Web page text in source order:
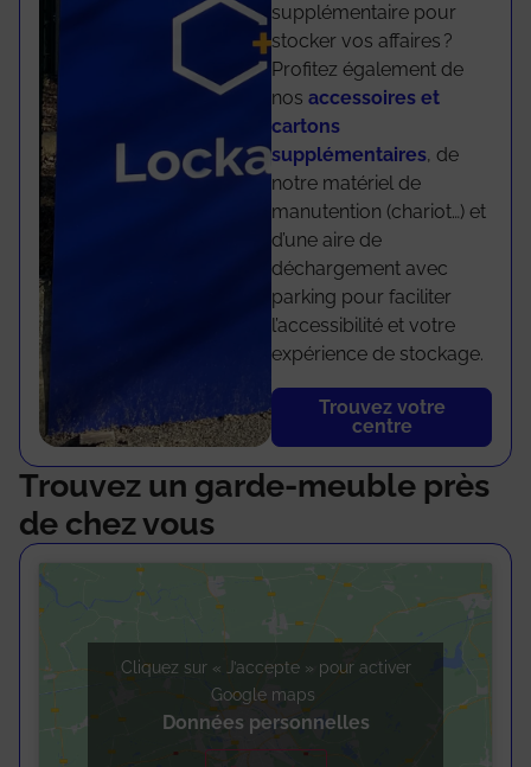
supplémentaire pour
stocker vos affaires ?
Profitez également de
nos accessoires et
cartons
supplémentaires, de
notre matériel de
manutention (chariot…) et
d’une aire de
déchargement avec
parking pour faciliter
l’accessibilité et votre
expérience de stockage.
Trouvez votre
centre
Trouvez un garde-meuble près
de chez vous
Cliquez sur « J’accepte » pour activer
Google maps
Données personnelles